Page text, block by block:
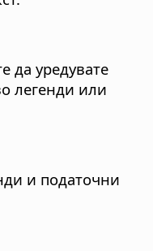
да уредувате
легенди или
и податочни